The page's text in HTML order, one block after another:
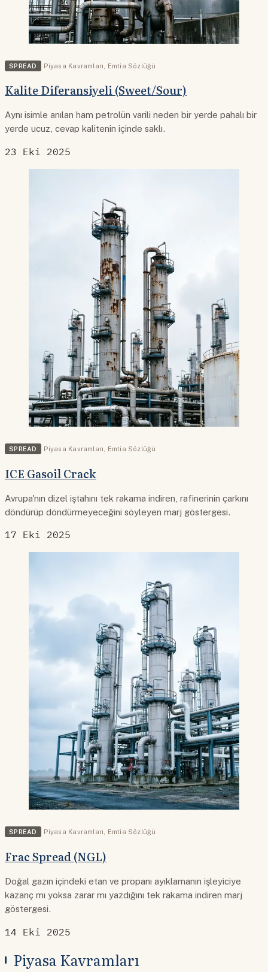
SPREAD Piyasa Kavramları Emtia Sözlüğü
Kalite Diferansiyeli (Sweet/Sour)
Aynı isimle anılan ham petrolün varili neden bir yerde pahalı bir
yerde ucuz, cevap kalitenin içinde saklı.
23 Eki 2025
SPREAD Piyasa Kavramları Emtia Sözlüğü
ICE Gasoil Crack
Avrupa'nın dizel iştahını tek rakama indiren, rafinerinin çarkını
döndürüp döndürmeyeceğini söyleyen marj göstergesi.
17 Eki 2025
SPREAD Piyasa Kavramları Emtia Sözlüğü
Frac Spread (NGL)
Doğal gazın içindeki etan ve propanı ayıklamanın işleyiciye
kazanç mı yoksa zarar mı yazdığını tek rakama indiren marj
göstergesi.
14 Eki 2025
Piyasa Kavramları